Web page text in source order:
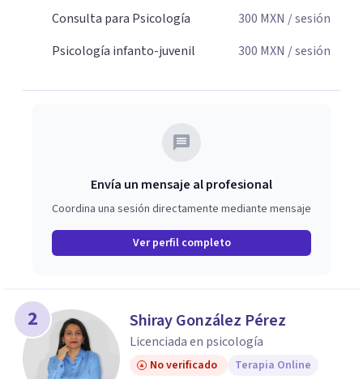
Consulta para Psicología
300 MXN / sesión
Psicología infanto-juvenil
300 MXN / sesión
Envía un mensaje al profesional
Coordina una sesión directamente mediante mensaje
Ver perfil completo
2 Shiray González Pérez
Licenciada en psicología
No verificado Terapia Online